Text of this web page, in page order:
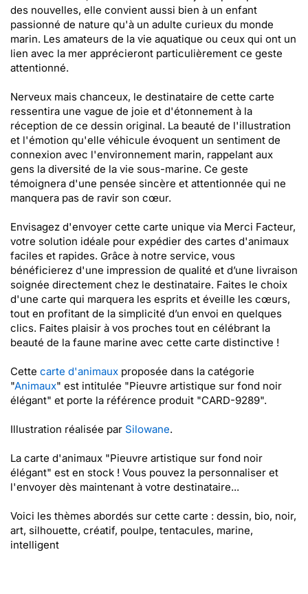
des nouvelles, elle convient aussi bien à un enfant
passionné de nature qu'à un adulte curieux du monde
marin. Les amateurs de la vie aquatique ou ceux qui ont un
lien avec la mer apprécieront particulièrement ce geste
attentionné.
Nerveux mais chanceux, le destinataire de cette carte
ressentira une vague de joie et d'étonnement à la
réception de ce dessin original. La beauté de l'illustration
et l'émotion qu'elle véhicule évoquent un sentiment de
connexion avec l'environnement marin, rappelant aux
gens la diversité de la vie sous-marine. Ce geste
témoignera d'une pensée sincère et attentionnée qui ne
manquera pas de ravir son cœur.
Envisagez d'envoyer cette carte unique via Merci Facteur,
votre solution idéale pour expédier des cartes d'animaux
faciles et rapides. Grâce à notre service, vous
bénéficierez d'une impression de qualité et d’une livraison
soignée directement chez le destinataire. Faites le choix
d'une carte qui marquera les esprits et éveille les cœurs,
tout en profitant de la simplicité d’un envoi en quelques
clics. Faites plaisir à vos proches tout en célébrant la
beauté de la faune marine avec cette carte distinctive !
Cette carte d'animaux proposée dans la catégorie
"Animaux" est intitulée "Pieuvre artistique sur fond noir
élégant" et porte la référence produit "CARD-9289".
Illustration réalisée par Silowane.
La carte d'animaux "Pieuvre artistique sur fond noir
élégant" est en stock ! Vous pouvez la personnaliser et
l'envoyer dès maintenant à votre destinataire...
Voici les thèmes abordés sur cette carte : dessin, bio, noir,
art, silhouette, créatif, poulpe, tentacules, marine,
intelligent